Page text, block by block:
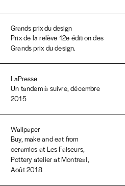
Grands prix du design
Prix de la relève 12e édition des
Grands prix du design.
LaPresse
Un tandem à suivre, décembre
2015
Wallpaper
Buy, make and eat from
ceramics at Les Faiseurs,
Pottery atelier at Montreal,
Août 2018